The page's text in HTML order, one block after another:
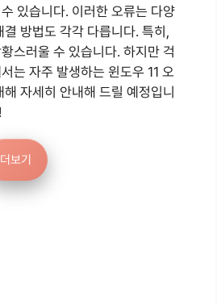
있습니다. 이러한 오류는 다양
방법도 각각 다릅니다. 특히,
스러울 수 있습니다. 하지만 걱
는 자주 발생하는 윈도우 11 오
자세히 안내해 드릴 예정입니
더보기